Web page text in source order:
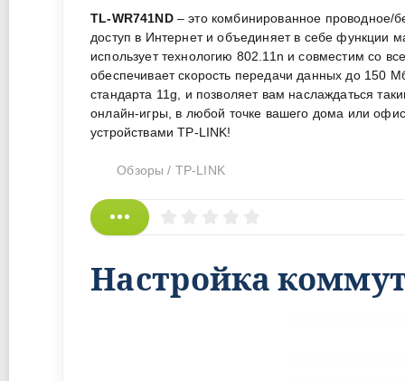
TL-WR741ND– это комбинированное проводное/
доступ в Интернет и объединяет в себе функции
использует технологию 802.11n и совместим со
обеспечивает скорость передачи данных до 150
стандарта 11g, и позволяет вам наслаждаться
онлайн-игры, в любой точке вашего дома или
устройствами TP-LINK!
Обзоры / TP-LINK
Настройка